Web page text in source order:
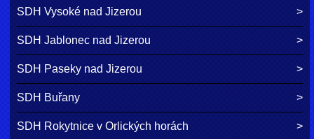
SDH Vysoké nad Jizerou
SDH Jablonec nad Jizerou
SDH Paseky nad Jizerou
SDH Buřany
SDH Rokytnice v Orlických horách